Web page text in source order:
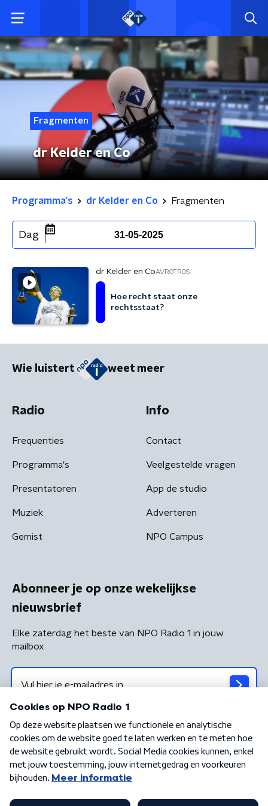
Fragmenten
dr Kelder en Co
Programma's dr Kelder en Co Fragmenten
Dag 31-05-2025
dr Kelder en CoAVROTROS
Hoe recht staat onze
rechtsstaat?
Wie luistert weet meer
Radio
Frequenties
Programma's
Presentatoren
Muziek
Gemist
Info
Contact
Veelgestelde vragen
App de studio
Adverteren
NPO Campus
Abonneer je op onze wekelijkse
nieuwsbrief
Elke zaterdag het beste van NPO Radio 1 in jouw
mailbox
Algemene voorwaarden